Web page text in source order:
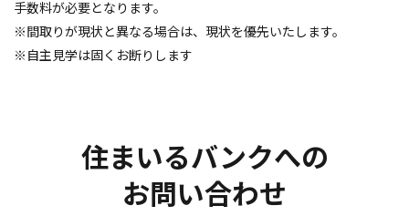
手数料が必要となります。
※間取りが現状と異なる場合は、現状を優先いたします。
※自主見学は固くお断りします
住まいるバンクへの
お問い合わせ